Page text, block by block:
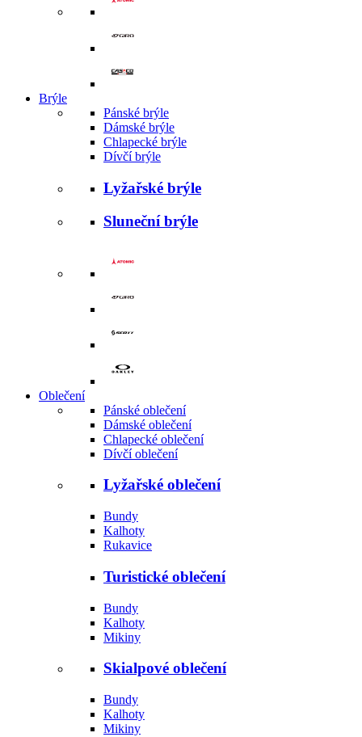
Brýle
Pánské brýle
Dámské brýle
Chlapecké brýle
Dívčí brýle
Lyžařské brýle
Sluneční brýle
Oblečení
Pánské oblečení
Dámské oblečení
Chlapecké oblečení
Dívčí oblečení
Lyžařské oblečení
Bundy
Kalhoty
Rukavice
Turistické oblečení
Bundy
Kalhoty
Mikiny
Skialpové oblečení
Bundy
Kalhoty
Mikiny